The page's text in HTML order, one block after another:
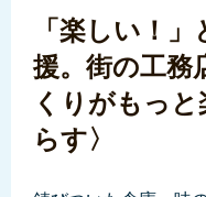
「楽しい！
援。街の工務
くりがもっ
らす〉